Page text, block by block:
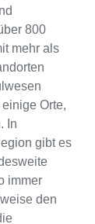
800
mehr als
Orte,
In
gibt es
immer
den